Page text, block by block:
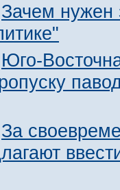
Зачем нужен
Юго-
За